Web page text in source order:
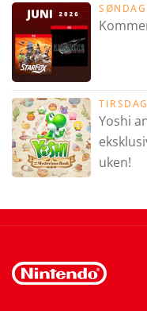
Yoshi
uken!